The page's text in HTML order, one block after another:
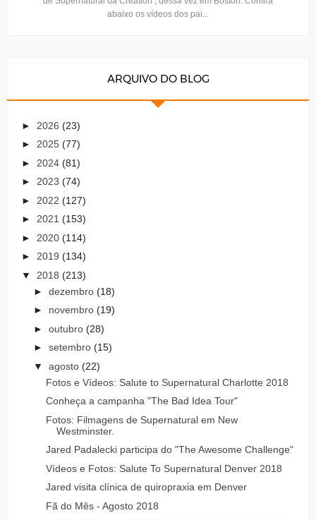
abaixo os vídeos dos pai...
ARQUIVO DO BLOG
► 2026 (23)
► 2025 (77)
► 2024 (81)
► 2023 (74)
► 2022 (127)
► 2021 (153)
► 2020 (114)
► 2019 (134)
▼ 2018 (213)
► dezembro (18)
► novembro (19)
► outubro (28)
► setembro (15)
▼ agosto (22)
Fotos e Vídeos: Salute to Supernatural Charlotte 2018
Conheça a campanha "The Bad Idea Tour"
Fotos: Filmagens de Supernatural em New
Westminster.
Jared Padalecki participa do "The Awesome Challenge"
Vídeos e Fotos: Salute To Supernatural Denver 2018
Jared visita clínica de quiropraxia em Denver
Fã do Mês - Agosto 2018